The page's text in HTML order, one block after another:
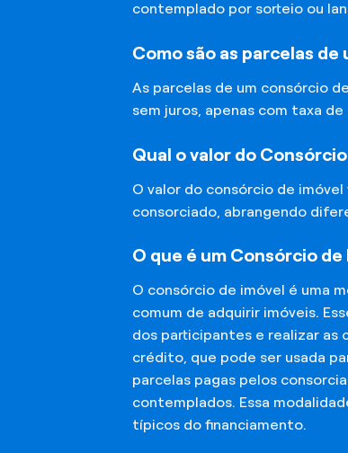
contemplado por sorteio ou
Como são as parcelas
As parcelas de um consórcio
sem juros, apenas com taxa
Qual o valor do
O valor do consórcio de
consorciado, abrangendo
O que é um Consórcio
O consórcio de imóvel é uma
comum de adquirir imóveis.
dos participantes e realizar as
crédito, que pode ser usada
parcelas pagas pelos
contemplados. Essa
típicos do financiamento.